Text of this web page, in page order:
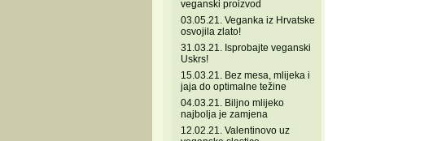
veganski proizvod
03.05.21. Veganka iz Hrvatske
osvojila zlato!
31.03.21. Isprobajte veganski
Uskrs!
15.03.21. Bez mesa, mlijeka i
jaja do optimalne težine
04.03.21. Biljno mlijeko
najbolja je zamjena
12.02.21. Valentinovo uz